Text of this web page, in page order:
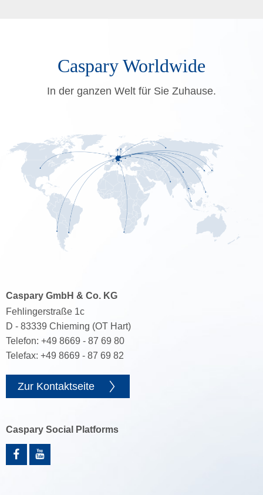
Caspary Worldwide
In der ganzen Welt für Sie Zuhause.
Caspary GmbH & Co. KG
Fehlingerstraße 1c
D - 83339 Chieming (OT Hart)
Telefon: +49 8669 - 87 69 80
Telefax: +49 8669 - 87 69 82
Zur Kontaktseite
Caspary Social Platforms